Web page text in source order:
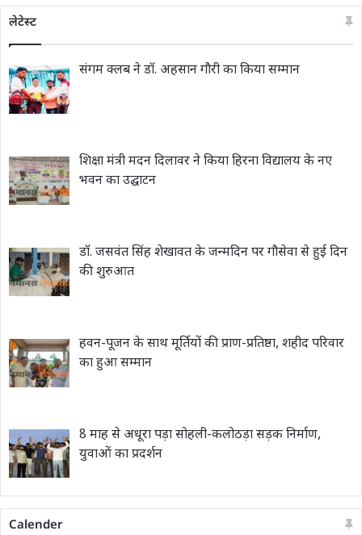
लेटेस्ट
संगम क्लब ने डॉ. अहसान गौरी का किया सम्मान
शिक्षा मंत्री मदन दिलावर ने किया हिरना विद्यालय के नए
भवन का उद्घाटन
डॉ. जसवंत सिंह शेखावत के जन्मदिन पर गौसेवा से हुई दिन
की शुरुआत
हवन-पूजन के साथ मूर्तियों की प्राण-प्रतिष्ठा, शहीद परिवार
का हुआ सम्मान
8 माह से अधूरा पड़ा सोहली-कलोठड़ा सड़क निर्माण,
युवाओं का प्रदर्शन
Calender